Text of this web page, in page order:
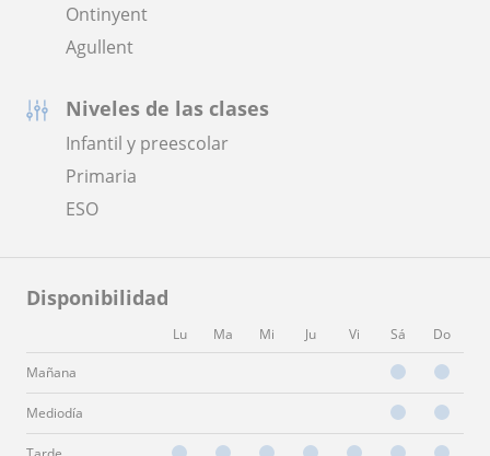
Ontinyent
Agullent
Niveles de las clases
Infantil y preescolar
Primaria
ESO
Disponibilidad
Lu Ma Mi Ju Vi Sá Do
Mañana
Mediodía